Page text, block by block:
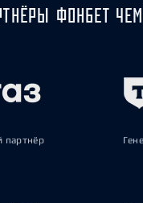
ФОНБЕТ
партнёр